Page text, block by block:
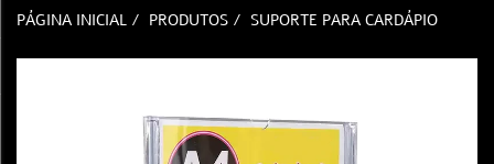
PÁGINA INICIAL / PRODUTOS / SUPORTE PARA CARDÁPIO